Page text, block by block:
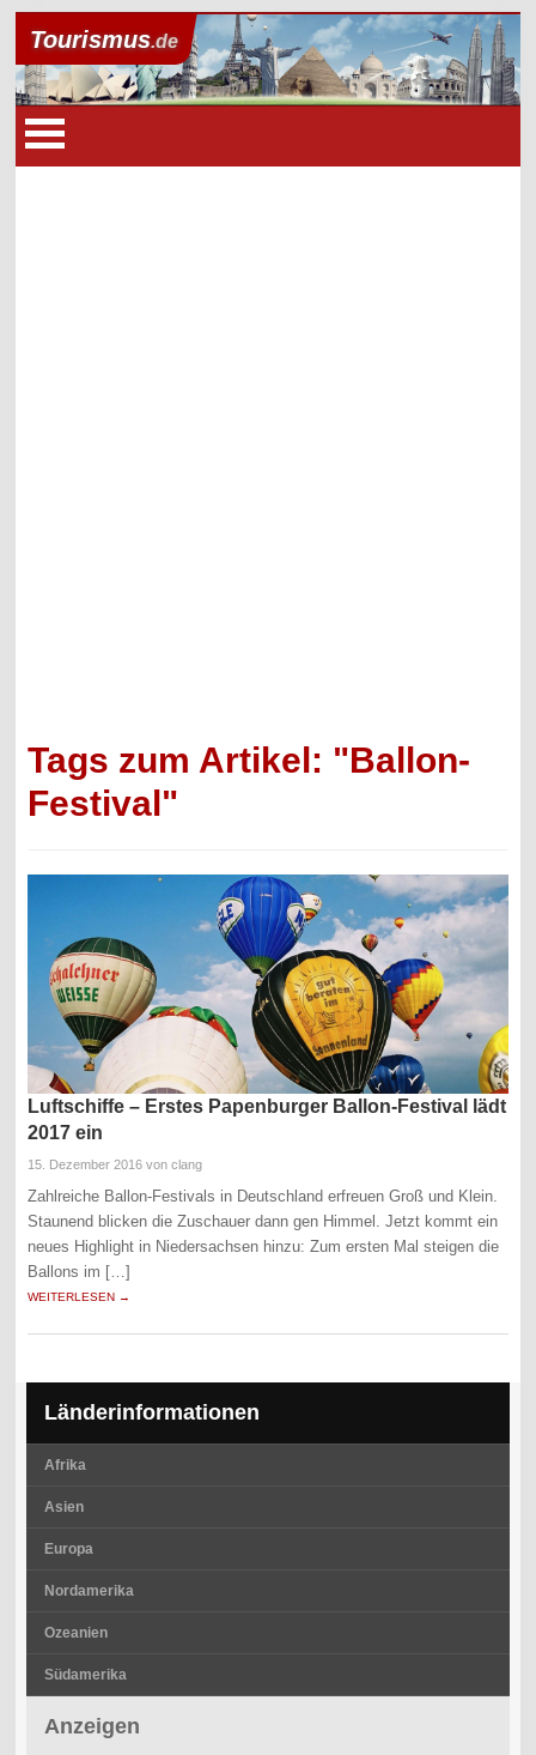
Tourismus.de
Tags zum Artikel: "Ballon-
Festival"
Luftschiffe – Erstes Papenburger Ballon-Festival lädt
2017 ein
15. Dezember 2016 von clang
Zahlreiche Ballon-Festivals in Deutschland erfreuen Groß und Klein.
Staunend blicken die Zuschauer dann gen Himmel. Jetzt kommt ein
neues Highlight in Niedersachsen hinzu: Zum ersten Mal steigen die
Ballons im […]
WEITERLESEN →
Länderinformationen
Afrika
Asien
Europa
Nordamerika
Ozeanien
Südamerika
Anzeigen